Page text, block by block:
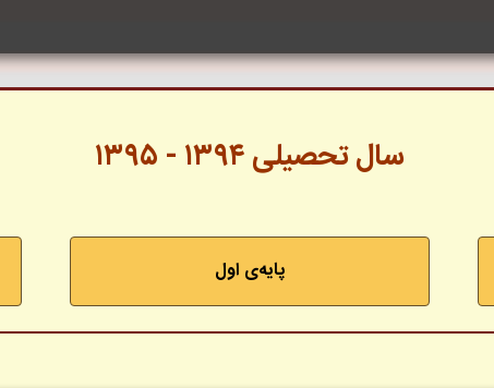
سال تحصیلی ۱۳۹۴ - ۱۳۹۵
پایه‌ی اول